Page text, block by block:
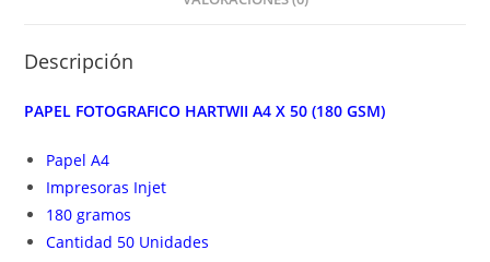
Descripción
PAPEL FOTOGRAFICO HARTWII A4 X 50 (180 GSM)
Papel A4
Impresoras Injet
180 gramos
Cantidad 50 Unidades